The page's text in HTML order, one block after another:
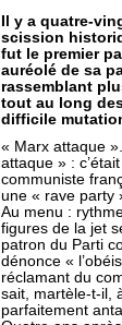
Il y a quatre-
scission
fut le premier
auréolé de sa
rassemblant
tout au long
difficile
« Marx attaque
attaque » :
communiste
une « rave party
Au menu :
figures de la jet
patron du Parti
dénonce «
réclamant du
sait, martèle-t-il,
parfaitement